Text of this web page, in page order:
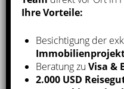
Wie funktioniert
Unser
Ihre Vorteile:
Besichtigung der
Beratung zuVisa &
2.000 USD